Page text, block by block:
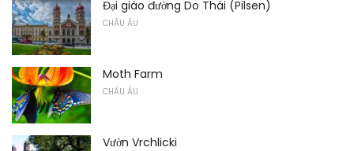
Đại giáo đường Do Thái (Pilsen)
CHÂU ÂU
Moth Farm
CHÂU ÂU
Vườn Vrchlicki